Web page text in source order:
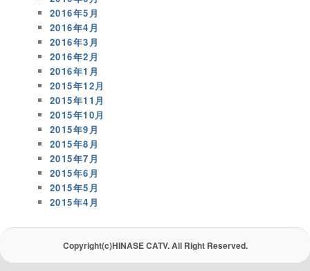
2016年5月
2016年4月
2016年3月
2016年2月
2016年1月
2015年12月
2015年11月
2015年10月
2015年9月
2015年8月
2015年7月
2015年6月
2015年5月
2015年4月
Copyright(c)HINASE CATV. All Right Reserved.